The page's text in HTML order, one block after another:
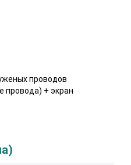
проводов
провода) + экран